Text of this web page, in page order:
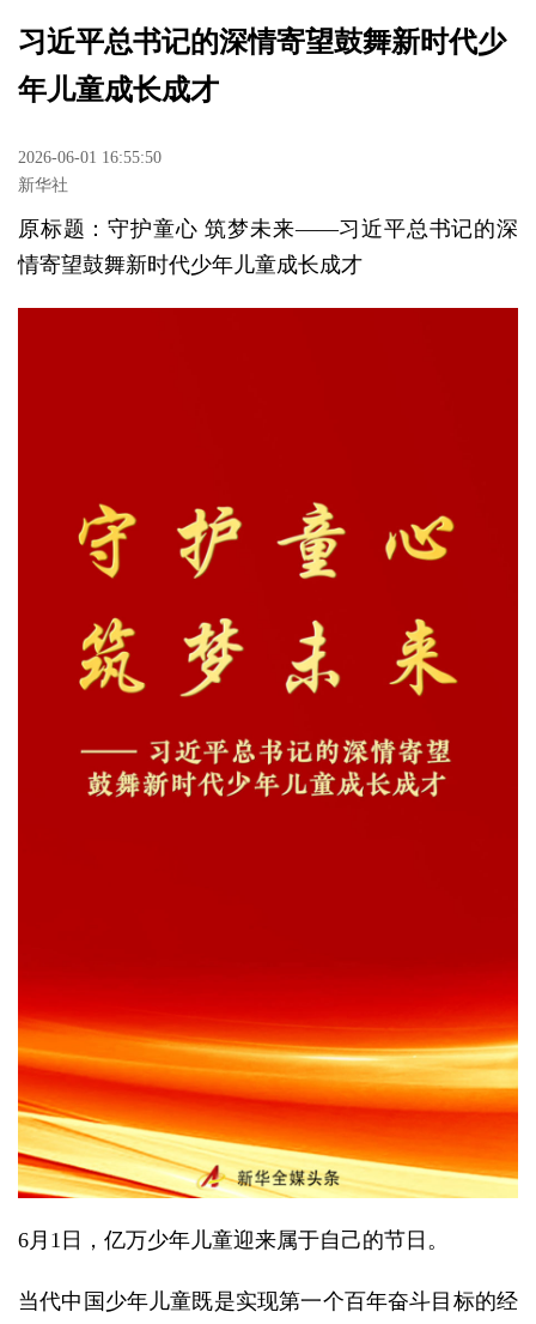
习近平总书记的深情寄望鼓舞新时代少
年儿童成长成才
2026-06-01 16:55:50
新华社
原标题：守护童心 筑梦未来——习近平总书记的深
情寄望鼓舞新时代少年儿童成长成才
6月1日，亿万少年儿童迎来属于自己的节日。
当代中国少年儿童既是实现第一个百年奋斗目标的经